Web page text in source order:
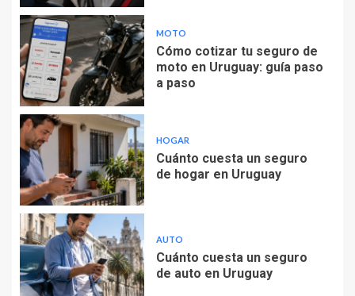
MOTO
Cómo cotizar tu seguro de
moto en Uruguay: guía paso
a paso
HOGAR
Cuánto cuesta un seguro
de hogar en Uruguay
AUTO
Cuánto cuesta un seguro
de auto en Uruguay